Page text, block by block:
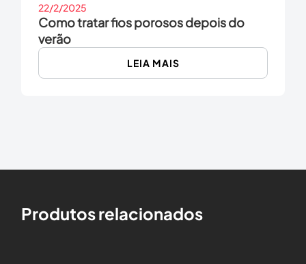
22/2/2025
Como tratar fios porosos depois do
verão
LEIA MAIS
Produtos relacionados